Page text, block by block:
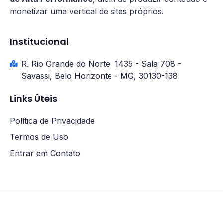
monetizar uma vertical de sites próprios.
Institucional
R. Rio Grande do Norte, 1435 - Sala 708 -
Savassi, Belo Horizonte - MG, 30130-138
Links Úteis
Política de Privacidade
Termos de Uso
Entrar em Contato